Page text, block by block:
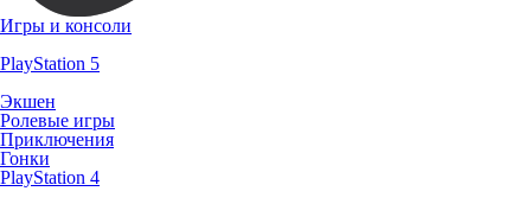
Игры и консоли
PlayStation 5
Экшен
Ролевые игры
Приключения
Гонки
PlayStation 4